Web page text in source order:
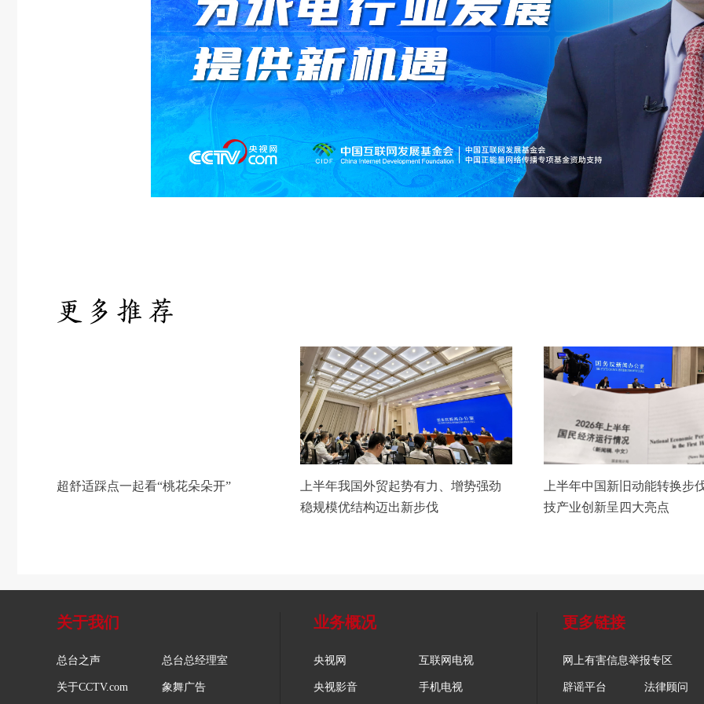
超舒适踩点一起看“桃花朵朵开”
上半年我国外贸起势有力、增势强劲
稳规模优结构迈出新步伐
上半年中国新旧动能转换步
技产业创新呈四大亮点
关于我们
总台之声 总台总经理室
关于CCTV.com 象舞广告
业务概况
央视网 互联网电视
央视影音 手机电视
更多链接
网上有害信息举报专区
辟谣平台 法律顾问